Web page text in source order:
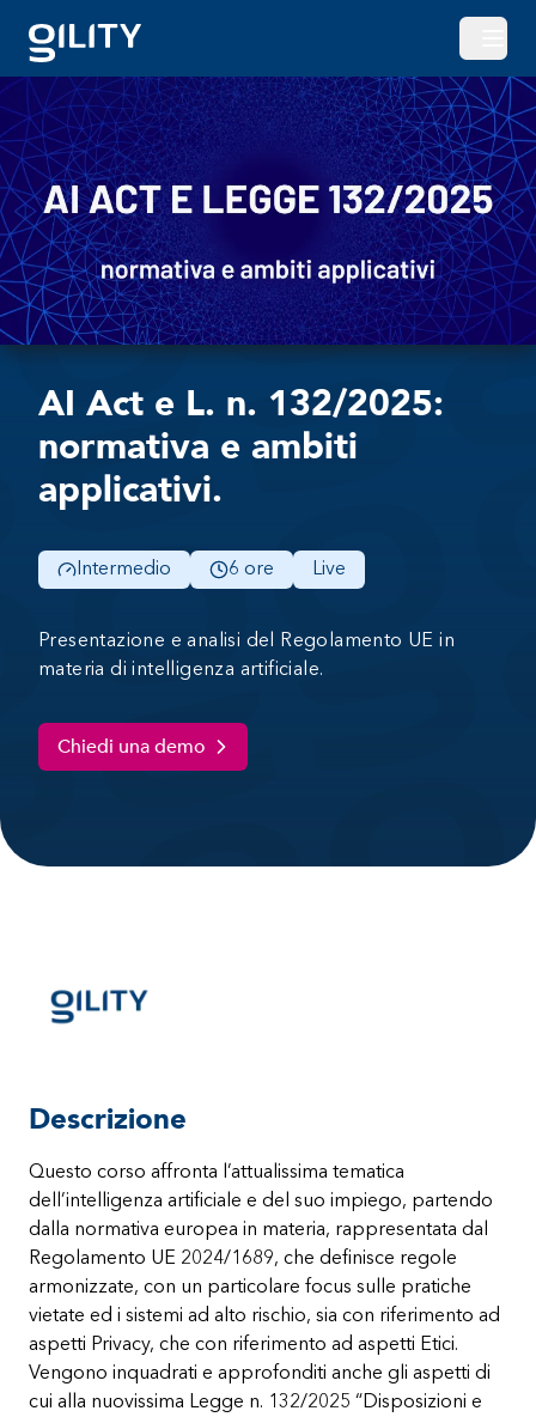
Apri
AI Act e L. n. 132/2025:
normativa e ambiti
applicativi.
Intermedio 6 ore Live
Presentazione e analisi del Regolamento UE in
materia di intelligenza artificiale.
Chiedi una demo
Descrizione
Questo corso affronta l’attualissima tematica
dell’intelligenza artificiale e del suo impiego, partendo
dalla normativa europea in materia, rappresentata dal
Regolamento UE 2024/1689, che definisce regole
armonizzate, con un particolare focus sulle pratiche
vietate ed i sistemi ad alto rischio, sia con riferimento ad
aspetti Privacy, che con riferimento ad aspetti Etici.
Vengono inquadrati e approfonditi anche gli aspetti di
cui alla nuovissima Legge n. 132/2025 “Disposizioni e